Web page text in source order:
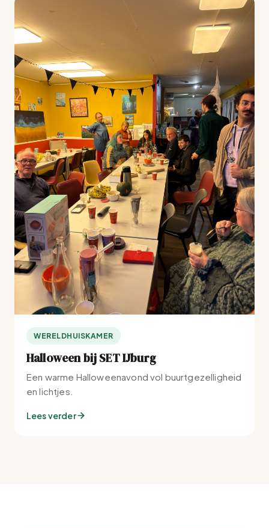
WERELDHUISKAMER
Halloween bij SET IJburg
Een warme Halloweenavond vol buurtgezelligheid
en lichtjes.
Lees verder